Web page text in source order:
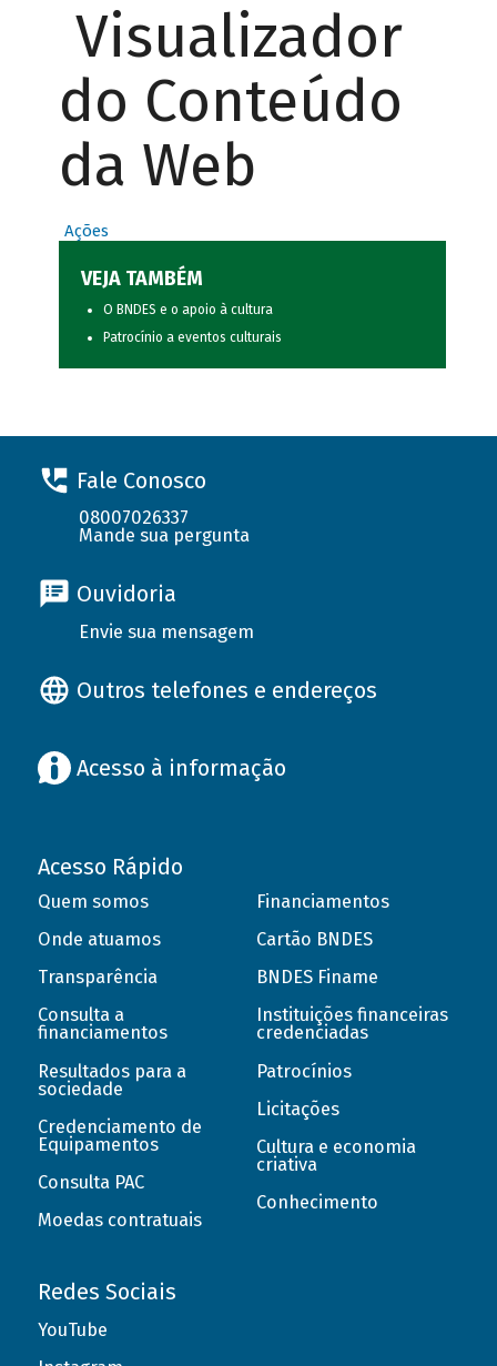
Visualizador
do Conteúdo
da Web
Ações
VEJA TAMBÉM
O BNDES e o apoio à cultura
Patrocínio a eventos culturais
Fale Conosco
08007026337
Mande sua pergunta
Ouvidoria
Envie sua mensagem
Outros telefones e endereços
Acesso à informação
Acesso Rápido
Quem somos
Onde atuamos
Transparência
Consulta a
financiamentos
Resultados para a
sociedade
Credenciamento de
Equipamentos
Consulta PAC
Moedas contratuais
Financiamentos
Cartão BNDES
BNDES Finame
Instituições financeiras
credenciadas
Patrocínios
Licitações
Cultura e economia
criativa
Conhecimento
Redes Sociais
YouTube